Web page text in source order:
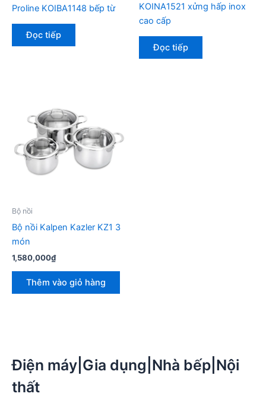
Proline KOIBA1148 bếp từ
Đọc tiếp
KOINA1521 xửng hấp inox
cao cấp
Đọc tiếp
Bộ nồi
Bộ nồi Kalpen Kazler KZ1 3
món
1,580,000₫
Thêm vào giỏ hàng
Điện máy|Gia dụng|Nhà bếp|Nội
thất